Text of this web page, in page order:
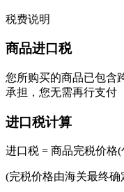
税费说明
商品进口税
您所购买的商品已包含
承担，您无需再行支付
进口税计算
进口税 = 商品完税价格
(完税价格由海关最终确